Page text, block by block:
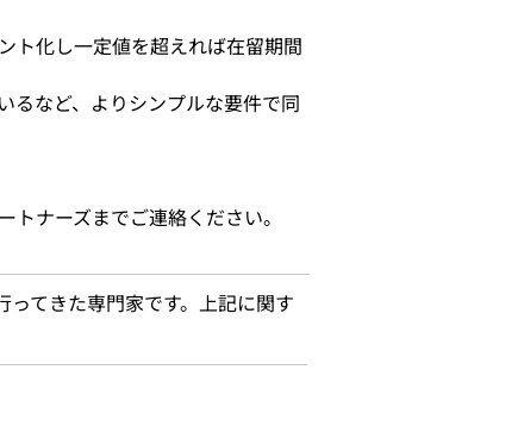
ト化し一定値を超えれば在留期間
るなど、よりシンプルな要件で同
ナーズまでご連絡ください。
てきた専門家です。上記に関す